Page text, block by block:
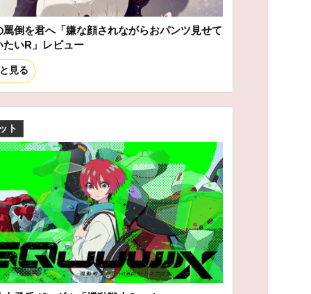
罵倒を君へ「嫌な顔されながらおパンツ見せて
たいR」レビュー
見る
ト